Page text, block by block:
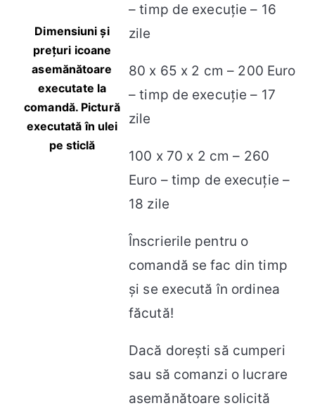
Dimensiuni și
prețuri icoane
asemănătoare
executate la
comandă. Pictură
executată în ulei
pe sticlă
– timp de execuție – 16
zile
80 x 65 x 2 cm – 200 Euro
– timp de execuție – 17
zile
100 x 70 x 2 cm – 260
Euro – timp de execuție –
18 zile
Înscrierile pentru o
comandă se fac din timp
și se execută în ordinea
făcută!
Dacă doreşti să cumperi
sau să comanzi o lucrare
asemănătoare solicită